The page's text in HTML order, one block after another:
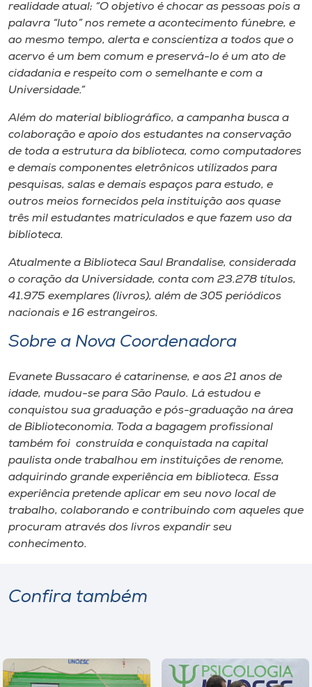
realidade atual; “O objetivo é chocar as pessoas pois a
palavra “luto” nos remete a acontecimento fúnebre, e
ao mesmo tempo, alerta e conscientiza a todos que o
acervo é um bem comum e preservá-lo é um ato de
cidadania e respeito com o semelhante e com a
Universidade.”
Além do material bibliográfico, a campanha busca a
colaboração e apoio dos estudantes na conservação
de toda a estrutura da biblioteca, como computadores
e demais componentes eletrônicos utilizados para
pesquisas, salas e demais espaços para estudo, e
outros meios fornecidos pela instituição aos quase
três mil estudantes matriculados e que fazem uso da
biblioteca.
Atualmente a Biblioteca Saul Brandalise, considerada
o coração da Universidade, conta com 23.278 títulos,
41.975 exemplares (livros), além de 305 periódicos
nacionais e 16 estrangeiros.
Sobre a Nova Coordenadora
Evanete Bussacaro é catarinense, e aos 21 anos de
idade, mudou-se para São Paulo. Lá estudou e
conquistou sua graduação e pós-graduação na área
de Biblioteconomia. Toda a bagagem profissional
também foi construída e conquistada na capital
paulista onde trabalhou em instituições de renome,
adquirindo grande experiência em biblioteca. Essa
experiência pretende aplicar em seu novo local de
trabalho, colaborando e contribuindo com aqueles que
procuram através dos livros expandir seu
conhecimento.
Confira também